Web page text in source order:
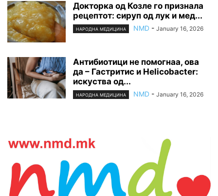
Докторка од Козле го признала
рецептот: сируп од лук и мед...
НАРОДНА МЕДИЦИНА NMD - January 16, 2026
Антибиотици не помогнаа, ова
да – Гастритис и Helicobacter:
искуства од...
НАРОДНА МЕДИЦИНА NMD - January 16, 2026